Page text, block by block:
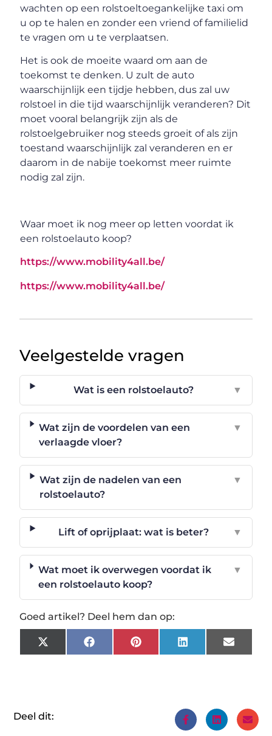
wachten op een rolstoeltoegankelijke taxi om
u op te halen en zonder een vriend of familielid
te vragen om u te verplaatsen.
Het is ook de moeite waard om aan de
toekomst te denken. U zult de auto
waarschijnlijk een tijdje hebben, dus zal uw
rolstoel in die tijd waarschijnlijk veranderen? Dit
moet vooral belangrijk zijn als de
rolstoelgebruiker nog steeds groeit of als zijn
toestand waarschijnlijk zal veranderen en er
daarom in de nabije toekomst meer ruimte
nodig zal zijn.
Waar moet ik nog meer op letten voordat ik
een rolstoelauto koop?
https://www.mobility4all.be/
https://www.mobility4all.be/
Veelgestelde vragen
Wat is een rolstoelauto? ▼
Wat zijn de voordelen van een
verlaagde vloer?
▼
Wat zijn de nadelen van een
rolstoelauto?
▼
Lift of oprijplaat: wat is beter? ▼
Wat moet ik overwegen voordat ik
een rolstoelauto koop?
▼
Goed artikel? Deel hem dan op:
X
(Twitter)
FacebookPinterestLinkedInEmail
Deel dit: